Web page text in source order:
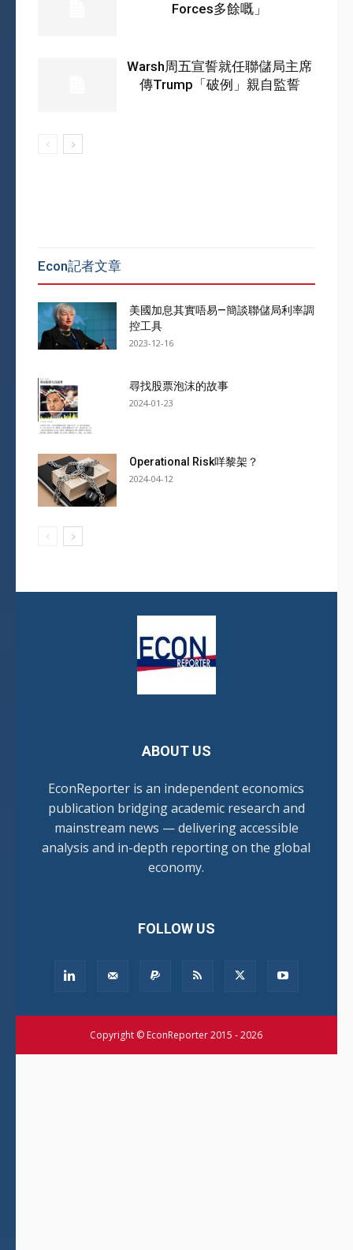
Forces多餘嘅」
Warsh周五宣誓就任聯儲局主席
傳Trump「破例」親自監誓
Econ記者文章
美國加息其實唔易—簡談聯儲局利率調
控工具
2023-12-16
尋找股票泡沫的故事
2024-01-23
Operational Risk咩黎架？
2024-04-12
ABOUT US
EconReporter is an independent economics
publication bridging academic research and
mainstream news — delivering accessible
analysis and in-depth reporting on the global
economy.
FOLLOW US
Copyright © EconReporter 2015 - 2026